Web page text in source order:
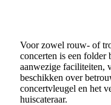
Voor zowel rouw- of
concerten is een folder
aanwezige faciliteiten,
beschikken over
concertvleugel en het
huiscateraar.